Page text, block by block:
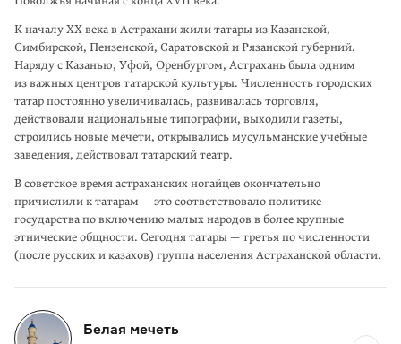
К началу XX века в Астрахани жили татары из Казанской,
Симбирской, Пен­зен­ской, Саратовской и Рязанской губерний.
Наряду с Казанью, Уфой, Орен­бургом, Астрахань была одним
из важных центров татарской культуры. Численность городских
татар постоянно увеличивалась, развивалась торговля,
действовали национальные типографии, выходили газеты,
строились новые мечети, открывались мусульманские учебные
заведения, действовал татарский театр.
В советское время астраханских ногайцев окончательно
причислили к тата­рам — это соответствовало политике
государства по включению малых народов в более крупные
этнические общности. Сегодня татары — третья по численно­сти
(после русских и казахов) группа населения Астраханской области.
Белая мечеть